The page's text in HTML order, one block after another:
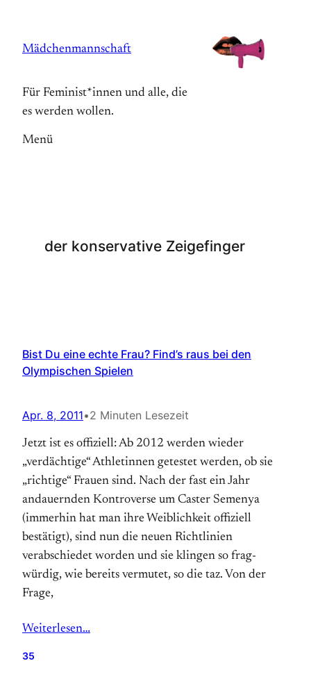
springen
Mädchenmannschaft
Für Feminist*innen und alle, die
es werden wollen.
Menü
der konservative Zeigefinger
Bist Du eine echte Frau? Find’s raus bei den
Olympischen Spielen
Apr. 8, 2011•2 Minuten Lesezeit
Jetzt ist es offiziell: Ab 2012 werden wieder
„verdächtige“ Athletinnen getestet werden, ob sie
„richtige“ Frauen sind. Nach der fast ein Jahr
andauernden Kontro­verse um Caster Semenya
(immerhin hat man ihre Weiblichkeit offiziell
bestätigt), sind nun die neuen Richtlinien
verabschiedet worden und sie klingen so frag­
würdig, wie bereits vermutet, so die taz. Von der
Frage,
Weiterlesen…
35